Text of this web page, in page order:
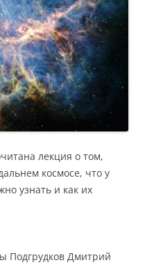
лекция о том,
космосе, что у
узнать и как их
Подгрудков Дмитрий